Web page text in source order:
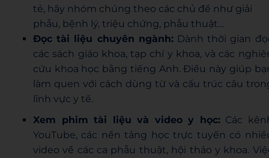
tẻ, hãy nhóm chúng theo các chủ đề như giải
phẫu, bệnh lý, triệu chứng, phẫu thuật…
Đọc tài liệu chuyên ngành:Dành thời gian
các sách giáo khoa, tạp chí y khoa, và các
cứu khoa học bằng tiếng Anh. Điều này giúp
làm quen với cách dùng từ và cấu trúc câu
lĩnh vực y tế.
Xem phim tài liệu và video y học:Các
YouTube, các nền tảng học trực tuyến có
video về các ca phẫu thuật, hội thảo y khoa.